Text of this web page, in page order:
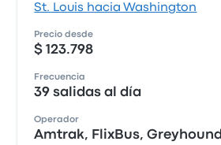
St. Louis hacia Washington
Precio desde
$ 123.798
Frecuencia
39 salidas al día
Operador
Amtrak, FlixBus, Greyhound